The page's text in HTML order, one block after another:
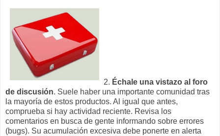
2. Échale una vistazo al foro
de discusión. Suele haber una importante comunidad tras
la mayoría de estos productos. Al igual que antes,
comprueba si hay actividad reciente. Revisa los
comentarios en busca de gente informando sobre errores
(bugs). Su acumulación excesiva debe ponerte en alerta